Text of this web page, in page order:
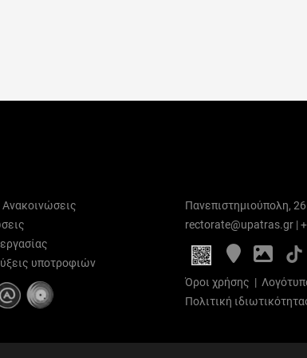
Ανακοινώσεις
υποτροφιών
Πανεπιστημιούπολη,
rectorate@upatras.gr|
Google
Maps
Όροι χρήσης |
Πολιτική